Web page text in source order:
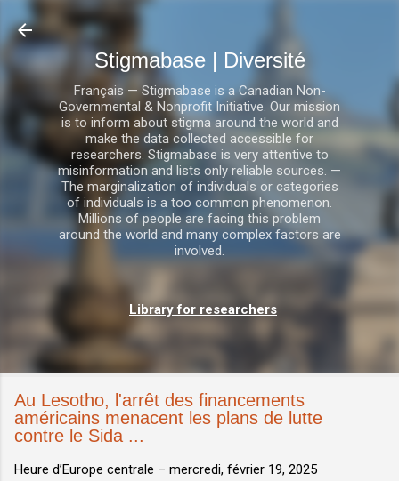
Stigmabase | Diversité
Français — Stigmabase is a Canadian Non-
Governmental & Nonprofit Initiative. Our mission
is to inform about stigma around the world and
make the data collected accessible for
researchers. Stigmabase is very attentive to
misinformation and lists only reliable sources. —
The marginalization of individuals or categories
of individuals is a too common phenomenon.
Millions of people are facing this problem
around the world and many complex factors are
involved.
Library for researchers
Au Lesotho, l'arrêt des financements
américains menacent les plans de lutte
contre le Sida ...
Heure d’Europe centrale – mercredi, février 19, 2025